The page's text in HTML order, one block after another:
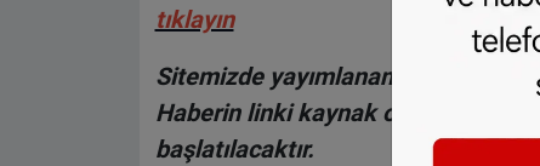
tıklayın
Sitemizde yayımlanan haberlerin
Haberin linki kaynak olarak
başlatılacaktır.